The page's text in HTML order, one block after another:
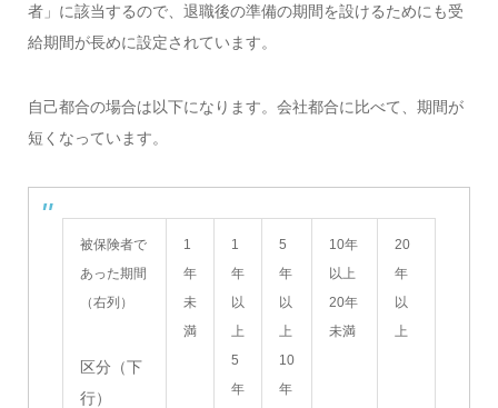
者」に該当するので、退職後の準備の期間を設けるためにも受
給期間が長めに設定されています。
自己都合の場合は以下になります。会社都合に比べて、期間が
短くなっています。
被保険者で
あった期間
（右列）
区分（下
行）
1
年
未
満
1
年
以
上
5
年
5
年
以
上
10
年
10年
以上
20年
未満
20
年
以
上